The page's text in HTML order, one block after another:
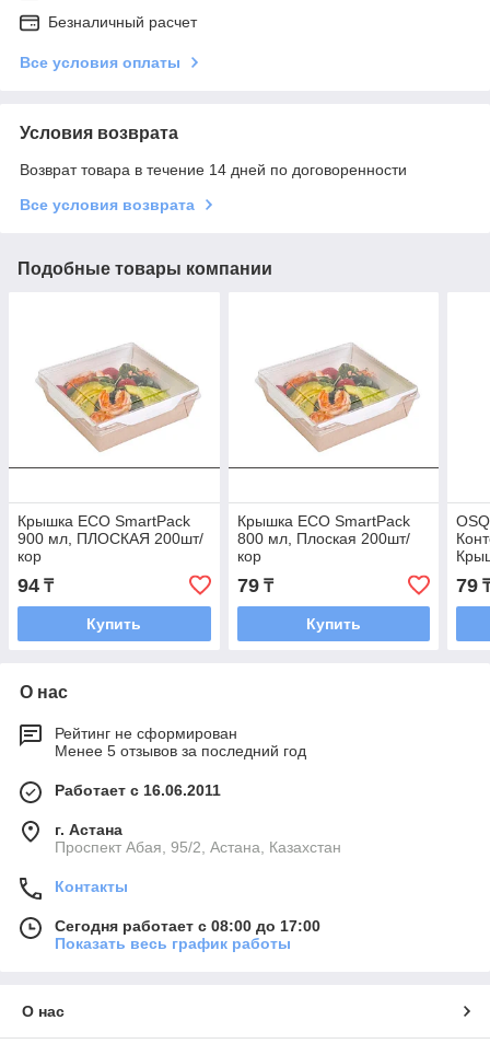
Безналичный расчет
Все условия оплаты
Условия возврата
Возврат товара в течение 14 дней по договоренности
Все условия возврата
Подобные товары компании
Крышка ECO SmartPack
900 мл, ПЛОСКАЯ 200шт/
кор
94 ₸
Купить
Крышка ECO SmartPack
800 мл, Плоская 200шт/
кор
79₸
Купить
79
О нас
Рейтинг не сформирован
Менее 5 отзывов за последний год
Работает с 16.06.2011
г. Астана
​Проспект Абая, 95/2, Астана, Казахстан
Контакты
Сегодня работает с 08:00 до 17:00
Показать весь график работы
О нас